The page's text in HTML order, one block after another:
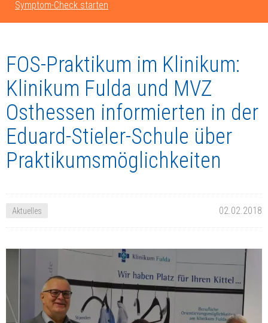
Symptom-Check starten
FOS-Praktikum im Klinikum:
Klinikum Fulda und MVZ
Osthessen informierten in der
Eduard-Stieler-Schule über
Praktikumsmöglichkeiten
Aktuelles 02.02.2018